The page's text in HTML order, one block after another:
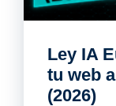
Ley IA
tu web
(2026)